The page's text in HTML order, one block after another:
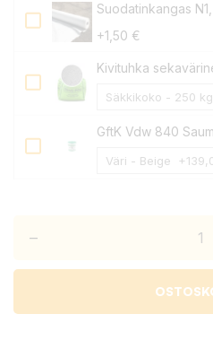
Suodatinkangas N1,
+1,50 €
Kivituhka
GftK Vdw 840
–